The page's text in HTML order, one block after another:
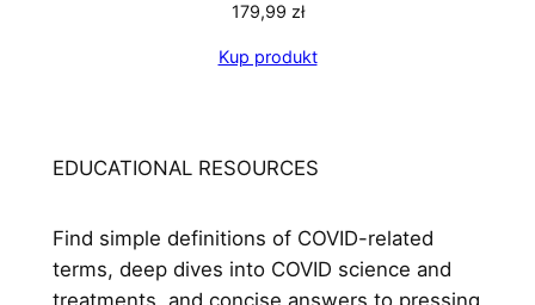
179,99 zł
Kup produkt
EDUCATIONAL RESOURCES
Find simple definitions of COVID-related
terms, deep dives into COVID science and